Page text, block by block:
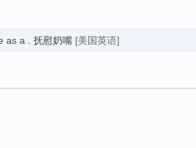
as a . 抚慰奶嘴 [美国英语]